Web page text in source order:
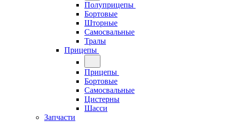
Полуприцепы
Бортовые
Шторные
Самосвальные
Тралы
Прицепы
Прицепы
Бортовые
Самосвальные
Цистерны
Шасси
Запчасти